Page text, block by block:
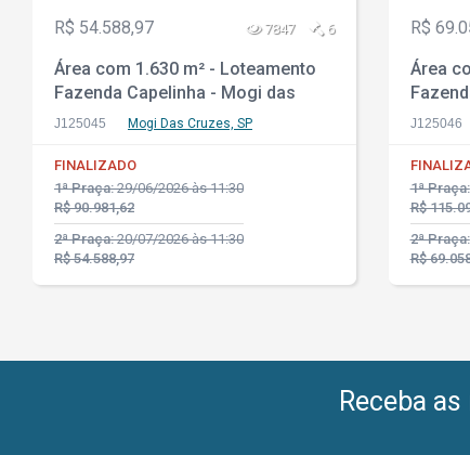
R$ 54.588,97 7847 6
Área com 1.630 m² - Loteamento
Fazenda Capelinha - Mogi das
Cruzes - SP
J125045 Mogi Das Cruzes, SP
FINALIZADO
1ª Praça:29/06/2026 às 11:30
R$ 90.981,62
2ª Praça:20/07/2026 às 11:30
R$ 54.588,97
R$
Área
J125046
1ª Praça:
R$
2ª Praça:
R$
Receba